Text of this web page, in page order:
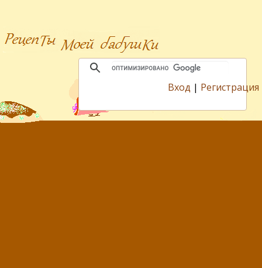
Вход | Регистрация